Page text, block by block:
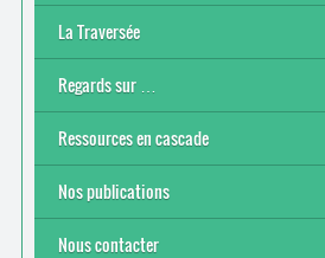
Le bénévolat
Nos actions
Nos objectifs et finalité
Notre contexte socio-économique
Notre structure
La Traversée
Regards sur …
Ressources en cascade
Nos publications
Nous contacter